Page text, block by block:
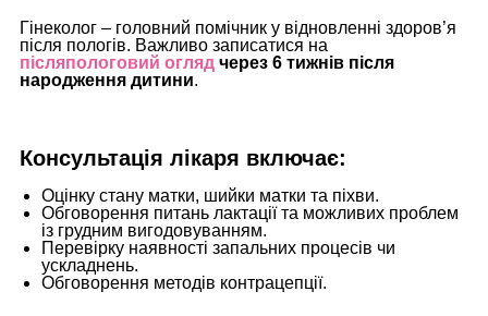
Гінеколог – головний помічник у відновленні здоров’я
після пологів. Важливо записатися на
післяпологовий огляд через 6 тижнів після
народження дитини.
Консультація лікаря включає:
Оцінку стану матки, шийки матки та піхви.
Обговорення питань лактації та можливих проблем
із грудним вигодовуванням.
Перевірку наявності запальних процесів чи
ускладнень.
Обговорення методів контрацепції.